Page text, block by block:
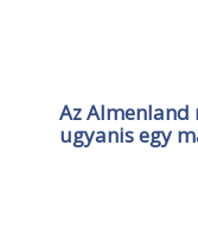
Az Almenland
ugyanis egy